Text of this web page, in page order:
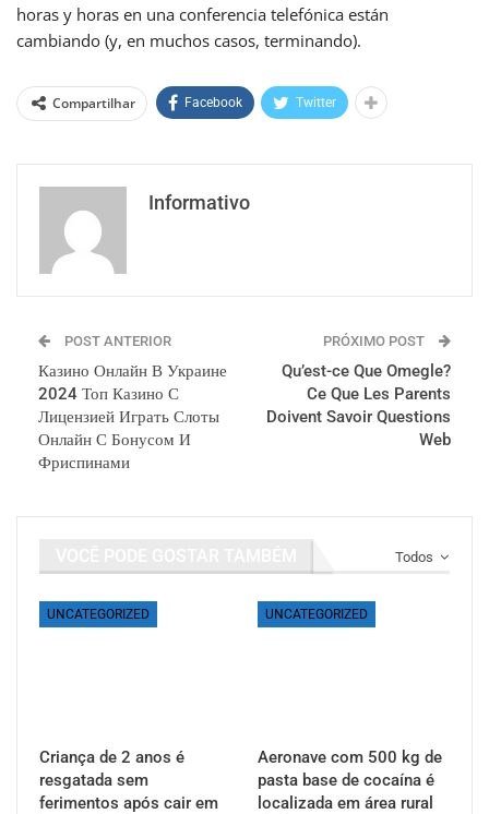
horas y horas en una conferencia telefónica están
cambiando (y, en muchos casos, terminando).
Compartilhar Facebook Twitter
Informativo
POST ANTERIOR
Казино Онлайн В Украине
2024 Топ Казино С
Лицензией Играть Слоты
Онлайн С Бонусом И
Фриспинами
PRÓXIMO POST
Qu’est-ce Que Omegle?
Ce Que Les Parents
Doivent Savoir Questions
Web
Todos
UNCATEGORIZED
Criança de 2 anos é
resgatada sem
ferimentos após cair em
UNCATEGORIZED
Aeronave com 500 kg de
pasta base de cocaína é
localizada em área rural